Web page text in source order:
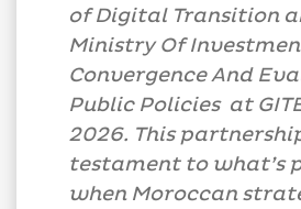
of Digital Transition
Ministry Of
Convergence And
Public Policies at
2026. This
testament to what’s
when Moroccan